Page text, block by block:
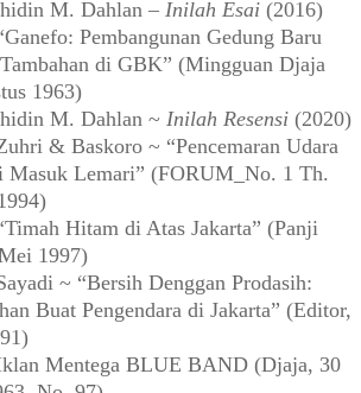
M. Dahlan – Inilah Esai (2016)
Pembangunan Gedung Baru
di GBK” (Mingguan Djaja
1963)
M. Dahlan ~ Inilah Resensi (2020)
& Baskoro ~ “Pencemaran Udara
Masuk Lemari” (FORUM_No. 1 Th.
Hitam di Atas Jakarta” (Panji
1997)
~ “Bersih Denggan Prodasih:
Buat Pengendara di Jakarta” (Editor,
Mentega BLUE BAND (Djaja, 30